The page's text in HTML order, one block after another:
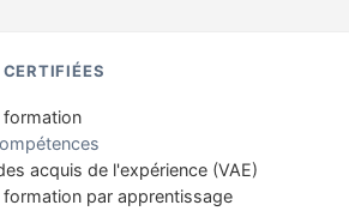
acquis de l'expérience (VAE)
par apprentissage